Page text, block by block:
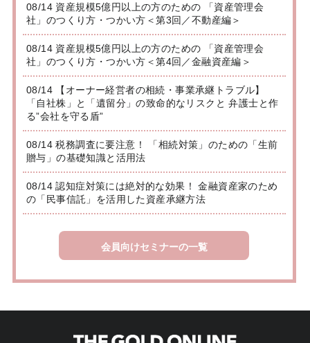
08/14 資産規模5億円以上の方のための 「資産管理会
社」のつくり方・つかい方＜第3回／不動産編＞
08/14 資産規模5億円以上の方のための 「資産管理会
社」のつくり方・つかい方＜第4回／金融資産編＞
08/14 【オーナー経営者の相続・事業承継トラブル】
「自社株」と「遺留分」の致命的なリスクと 弁護士と作
る”会社を守る盾”
08/14 税務調査に要注意！ 「相続対策」のための「生前
贈与」の基礎知識と活用法
08/14 認知症対策には絶対的な効果！ 金融資産家のため
の「民事信託」を活用した資産承継方法
会員向けセミナーの一覧